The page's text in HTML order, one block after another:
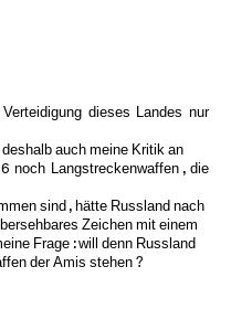
dieses Landes nur
auch meine Kritik an
noch Langstreckenwaffen , die
sind , hätte Russland nach
Zeichen mit einem
Frage : will denn Russland
der Amis stehen ?